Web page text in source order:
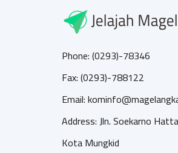
Phone: (0293)-78346
Fax: (0293)-788122
Email:
Address: Jln. Soekarno
Kota Mungkid